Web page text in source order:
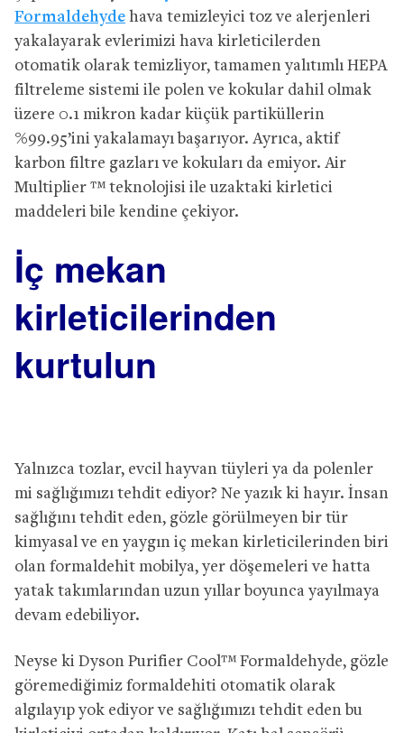
Formaldehyde hava temizleyici toz ve alerjenleri
yakalayarak evlerimizi hava kirleticilerden
otomatik olarak temizliyor, tamamen yalıtımlı HEPA
filtreleme sistemi ile polen ve kokular dahil olmak
üzere 0.1 mikron kadar küçük partiküllerin
%99.95’ini yakalamayı başarıyor. Ayrıca, aktif
karbon filtre gazları ve kokuları da emiyor. Air
Multiplier ™ teknolojisi ile uzaktaki kirletici
maddeleri bile kendine çekiyor.
İç mekan
kirleticilerinden
kurtulun
Yalnızca tozlar, evcil hayvan tüyleri ya da polenler
mi sağlığımızı tehdit ediyor? Ne yazık ki hayır. İnsan
sağlığını tehdit eden, gözle görülmeyen bir tür
kimyasal ve en yaygın iç mekan kirleticilerinden biri
olan formaldehit mobilya, yer döşemeleri ve hatta
yatak takımlarından uzun yıllar boyunca yayılmaya
devam edebiliyor.
Neyse ki Dyson Purifier Cool™ Formaldehyde, gözle
göremediğimiz formaldehiti otomatik olarak
algılayıp yok ediyor ve sağlığımızı tehdit eden bu